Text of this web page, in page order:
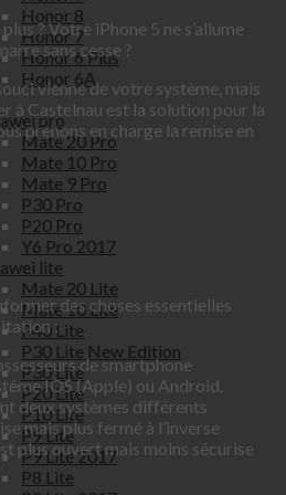
Honor 8
Honor 7
Honor 6 Plus
Honor 6A
pro
Mate 20 Pro
Mate 10 Pro
Mate 9 Pro
P30 Pro
P20 Pro
Y6 Pro 2017
lite
Mate 20 Lite
Mate 10 Lite
P40 Lite
P30 Lite New Edition
P30 Lite
P20 Lite
P10 Lite
P9 Lite
P9 Lite 2017
P8 Lite
? Votre iPhone 5 ne s’allume
sans cesse ?
vienne de votre système, mais
à Castelnau est la solution pour la
prenons en charge la remise en
des choses essentielles
:
de smartphone
IOS (Apple) ou Android.
deux systèmes différents
mais plus fermé à l’inverse
plus ouvert mais moins sécurise